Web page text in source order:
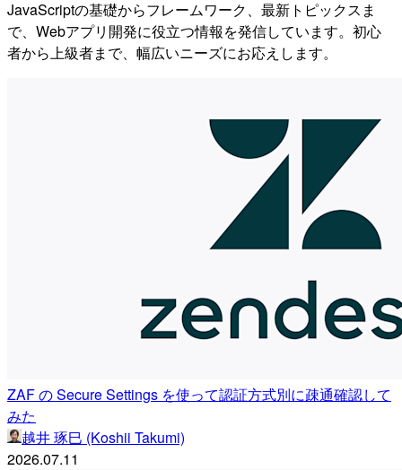
JavaScriptの基礎からフレームワーク、最新トピックスま
で、Webアプリ開発に役立つ情報を発信しています。初心
者から上級者まで、幅広いニーズにお応えします。
ZAF の Secure Settings を使って認証方式別に疎通確認して
みた
越井 琢巳 (Koshii Takumi)
2026.07.11